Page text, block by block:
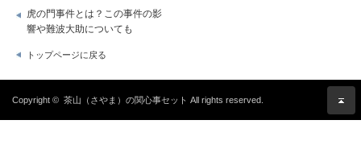
虎の門事件とは？この事件の影
響や難波大助についても
トップページに戻る
Copyright © 茶山（さやま）の関心事セット All rights reserved.